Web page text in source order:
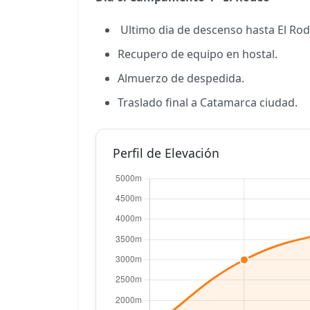
Ultimo dia de descenso hasta El
Recupero de equipo en hostal.
Almuerzo de despedida.
Traslado final a Catamarca ciudad.
Perfil de Elevación